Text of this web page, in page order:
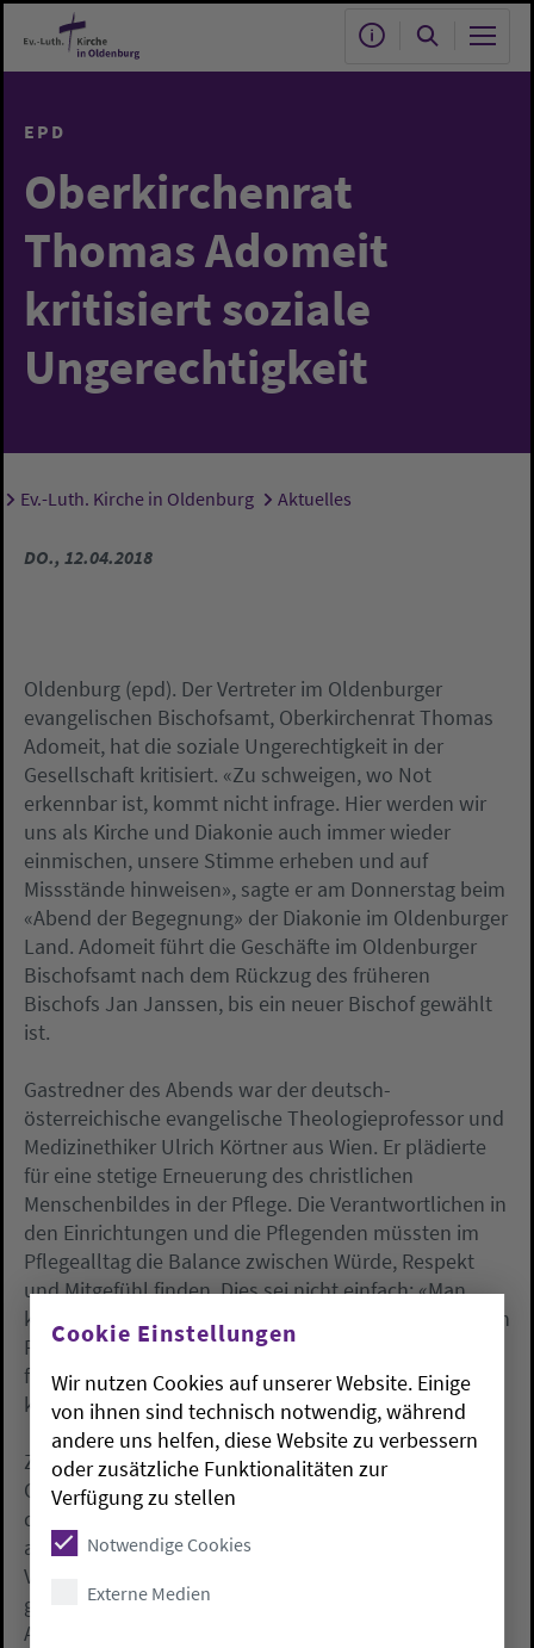
Zum Hauptinhalt springen
EPD
Oberkirchenrat
Thomas Adomeit
kritisiert soziale
Ungerechtigkeit
Sie sind hier:
Ev.-Luth. Kirche in Oldenburg Aktuelles
DO., 12.04.2018
Oldenburg (epd). Der Vertreter im Oldenburger
evangelischen Bischofsamt, Oberkirchenrat Thomas
Adomeit, hat die soziale Ungerechtigkeit in der
Gesellschaft kritisiert. «Zu schweigen, wo Not
erkennbar ist, kommt nicht infrage. Hier werden wir
uns als Kirche und Diakonie auch immer wieder
einmischen, unsere Stimme erheben und auf
Missstände hinweisen», sagte er am Donnerstag beim
«Abend der Begegnung» der Diakonie im Oldenburger
Land. Adomeit führt die Geschäfte im Oldenburger
Bischofsamt nach dem Rückzug des früheren
Bischofs Jan Janssen, bis ein neuer Bischof gewählt
ist.
Gastredner des Abends war der deutsch-
österreichische evangelische Theologieprofessor und
Medizinethiker Ulrich Körtner aus Wien. Er plädierte
für eine stetige Erneuerung des christlichen
Menschenbildes in der Pflege. Die Verantwortlichen in
den Einrichtungen und die Pflegenden müssten im
Pflegealltag die Balance zwischen Würde, Respekt
und Mitgefühl finden. Dies sei nicht einfach: «Man
kann aus reinem Mitgefühl das ethisch wie pflegerisch
Falsche tun.» Dies könne bis zum Patientenmord
führen. Ein bewusstes christliches Menschenbild
könne dagegen eine wichtige Richtlinie sein.
Zum traditionellen «Abend der Begegnung» im Alten
Oldenburger Landtag empfangen die Diakonie und
die Evangelisch-Lutherische Kirche in Oldenburg
alljährlich rund 200 Gäste aus Politik, Wirtschaft,
Verwaltung, Kirche und sozialen Einrichtungen. Dabei
gibt das kirchliche Hilfswerk einen Einblick in seine
Arbeit.
Cookie Einstellungen
Wir nutzen Cookies auf unserer Website. Einige
von ihnen sind technisch notwendig, während
andere uns helfen, diese Website zu verbessern
oder zusätzliche Funktionalitäten zur
Verfügung zu stellen
Notwendige Cookies
Externe Medien